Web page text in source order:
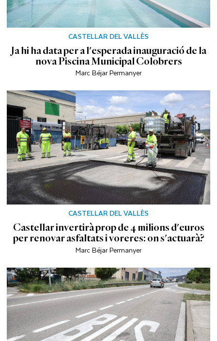
CASTELLAR DEL VALLÈS
Ja hi ha data per a l'esperada inauguració de la
nova Piscina Municipal Colobrers
Marc Béjar Permanyer
CASTELLAR DEL VALLÈS
Castellar invertirà prop de 4 milions d'euros
per renovar asfaltats i voreres: on s'actuarà?
Marc Béjar Permanyer